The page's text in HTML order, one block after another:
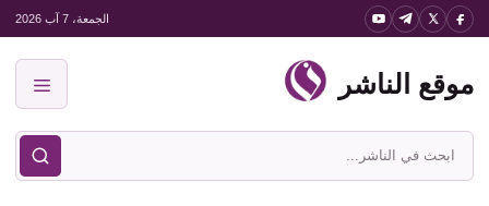
انتقل
المحتوى
الجمعة، 7 آب 2026
موقع الناشر
ابحث
في